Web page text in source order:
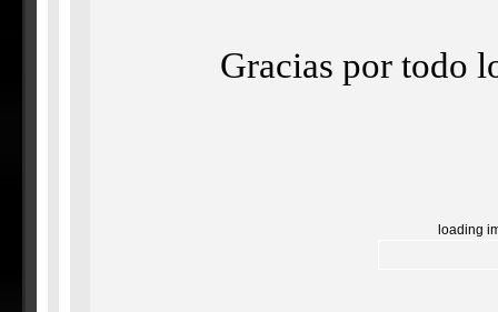
Gracias por todo
loading